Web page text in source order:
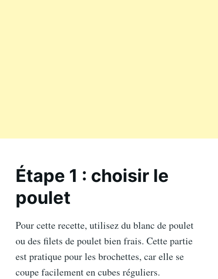
Étape 1 : choisir le
poulet
Pour cette recette, utilisez du blanc de poulet
ou des filets de poulet bien frais. Cette partie
est pratique pour les brochettes, car elle se
coupe facilement en cubes réguliers.